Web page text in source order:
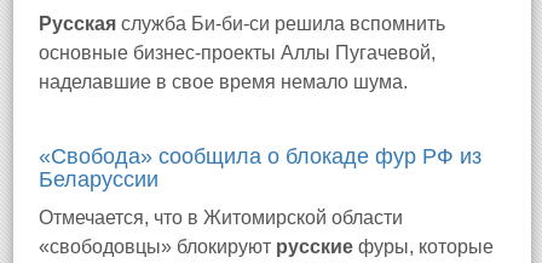
Русская служба Би-би-си решила вспомнить
основные бизнес-проекты Аллы Пугачевой,
наделавшие в свое время немало шума.
«Свобода» сообщила о блокаде фур РФ из
Беларуссии
Отмечается, что в Житомирской области
«свободовцы» блокируют русские фуры, которые